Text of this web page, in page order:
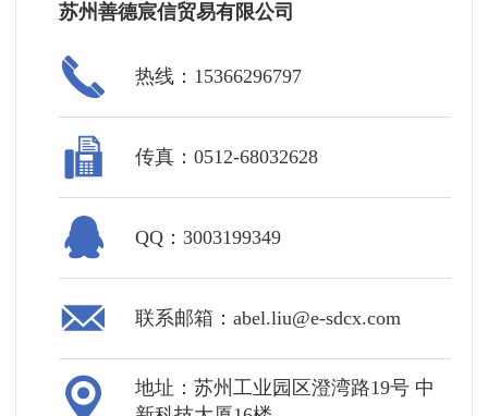
苏州善德宸信贸易有限公司
热线：15366296797
传真：0512-68032628
QQ：3003199349
联系邮箱：abel.liu@e-sdcx.com
地址：苏州工业园区澄湾路19号 中